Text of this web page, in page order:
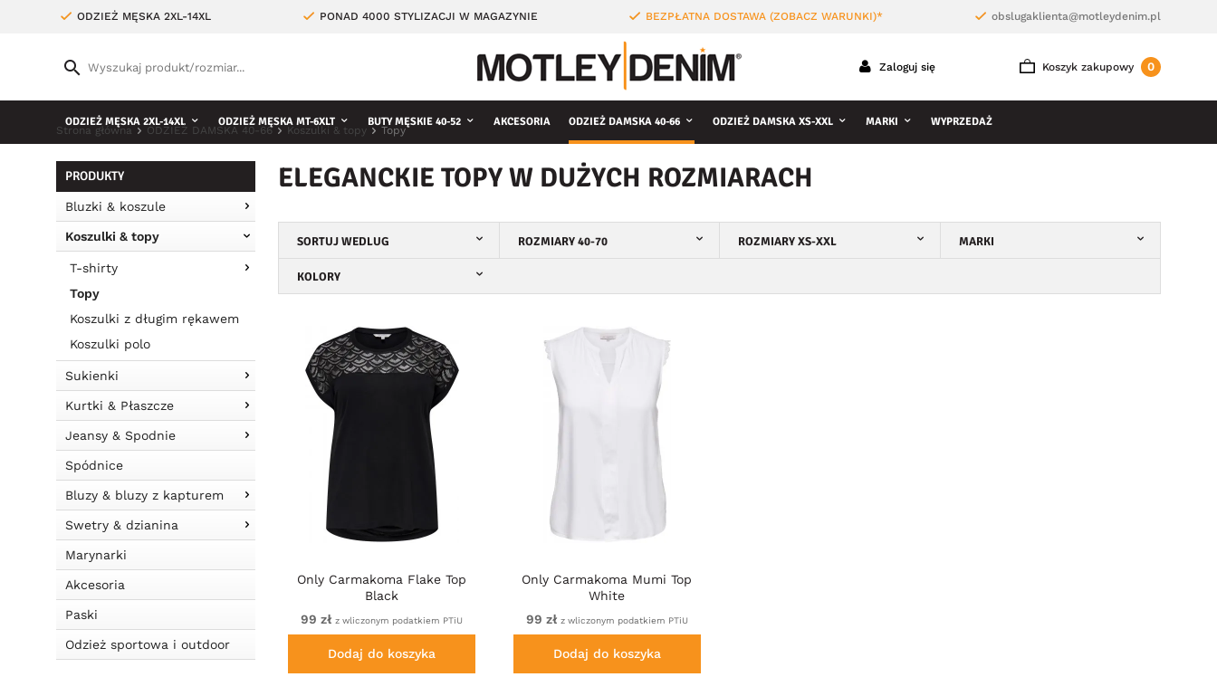
ODZIEŻ MĘSKA 2XL-14XL PONAD 4000 STYLIZACJI W MAGAZYNIE BEZPŁATNA DOSTAWA (ZOBACZ WARUNKI)* obslugaklienta@motleydenim.pl
Koszyk zakupowy 0
Zaloguj się
ODZIEŻ MĘSKA 2XL-14XL ODZIEŻ MĘSKA MT-6XLT BUTY MĘSKIE 40-52 AKCESORIA ODZIEŻ DAMSKA 40-66 ODZIEŻ DAMSKA XS-XXL MARKI WYPRZEDAŻ
Strona główna ODZIEŻ DAMSKA 40-66 Koszulki & topy Topy
PRODUKTY
Bluzki & koszule
Koszulki & topy
T-shirty
Topy
Koszulki z długim rękawem
Koszulki polo
Sukienki
Kurtki & Płaszcze
Jeansy & Spodnie
Spódnice
Bluzy & bluzy z kapturem
Swetry & dzianina
Marynarki
Akcesoria
Paski
Odzież sportowa i outdoor
ELEGANCKIE TOPY W DUŻYCH ROZMIARACH
SORTUJ WEDLUG ROZMIARY 40-70 ROZMIARY XS-XXL MARKI
KOLORY
Only Carmakoma Flake Top
Black
99 zł z wliczonym podatkiem PTiU
Dodaj do koszyka
Only Carmakoma Mumi Top
White
99 zł z wliczonym podatkiem PTiU
Dodaj do koszyka